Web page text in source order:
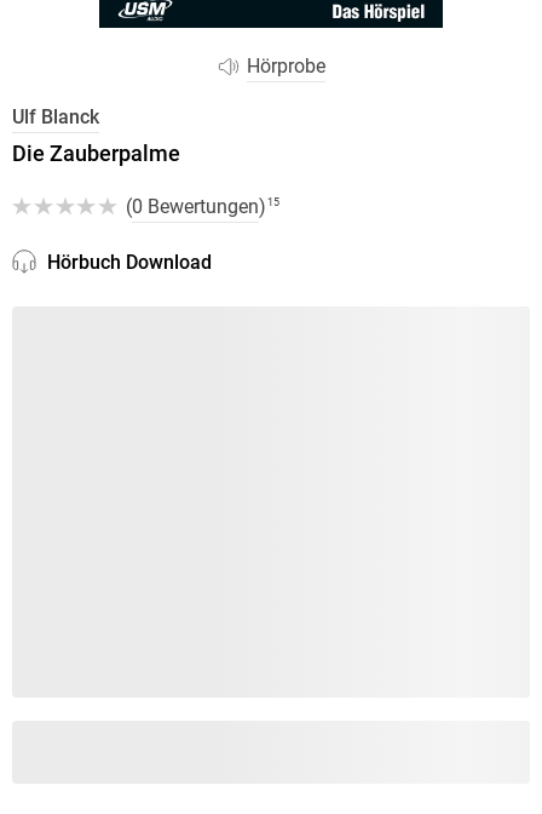
Hörprobe
Ulf Blanck
Die Zauberpalme
(0 Bewertungen) 15
Hörbuch Download